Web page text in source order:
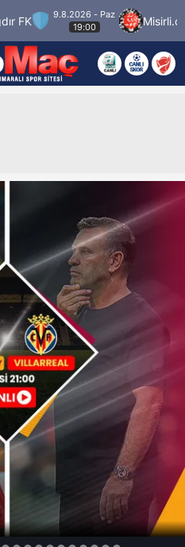
9.8.2026 - Paz
19:00
Misirli.com.tr